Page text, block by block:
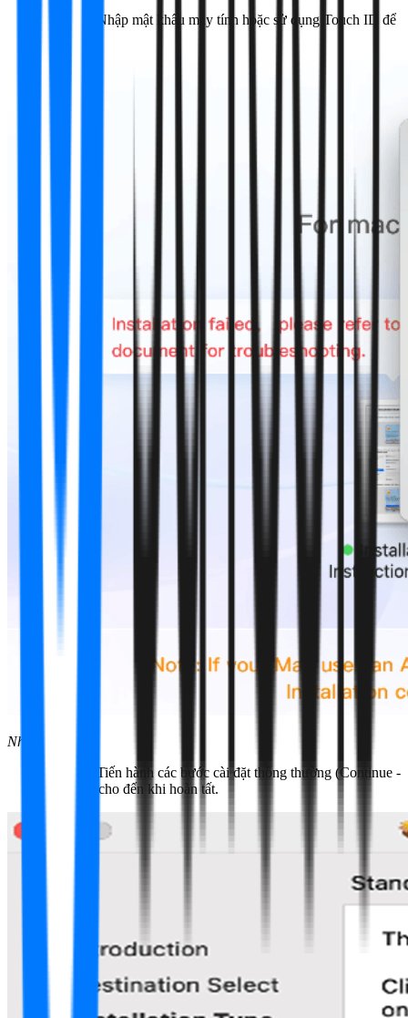
Nhập mật khẩu máy tính hoặc sử dụng Touch ID để
Nhập mật khẩu
Tiến hành các bước cài đặt thông thường (Continue -
> Install) cho đến khi hoàn tất.